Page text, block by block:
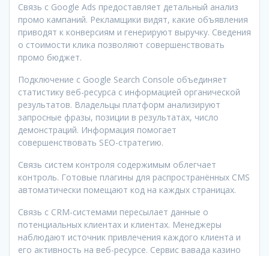
Связь с Google Ads предоставляет детальный анализ
промо кампаний. Рекламщики видят, какие объявления
приводят к конверсиям и генерируют выручку. Сведения
о стоимости клика позволяют совершенствовать
промо бюджет.
Подключение с Google Search Console объединяет
статистику веб-ресурса с информацией органической
результатов. Владельцы платформ анализируют
запросные фразы, позиции в результатах, число
демонстраций. Информация помогает
совершенствовать SEO-стратегию.
Связь систем контроля содержимым облегчает
контроль. Готовые плагины для распространённых CMS
автоматически помещают код на каждых страницах.
Связь с CRM-системами пересылает данные о
потенциальных клиентах и клиентах. Менеджеры
наблюдают источник привлечения каждого клиента и
его активность на веб-ресурсе. Сервис вавада казино